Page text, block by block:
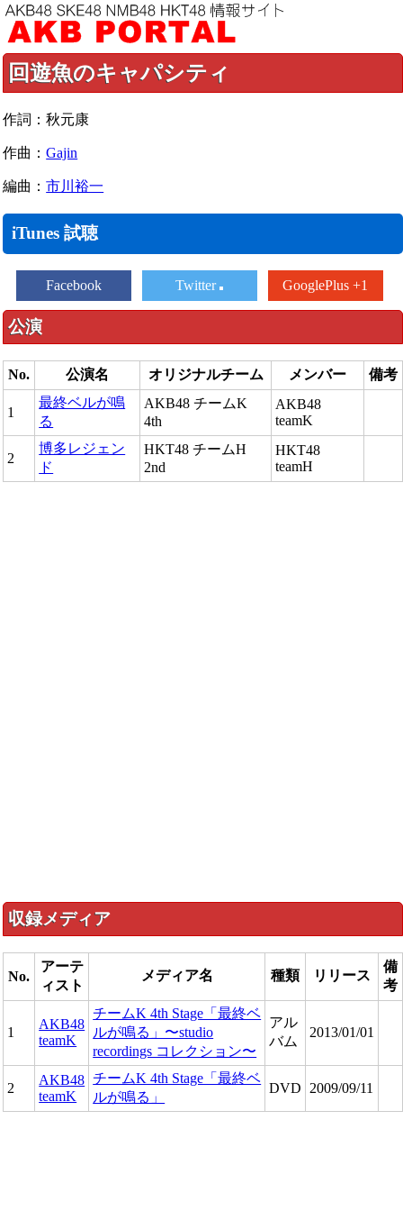
回遊魚のキャパシティ
作詞：秋元康
作曲：Gajin
編曲：市川裕一
iTunes 試聴
Facebook Twitter GooglePlus +1
公演
No. 公演名 オリジナルチーム メンバー 備考
1
最終ベルが鳴
る
AKB48 チームK
4th
AKB48
teamK
2
博多レジェン
ド
HKT48 チームH
2nd
HKT48
teamH
収録メディア
No.
アーテ
ィスト
メディア名 種類 リリース
備
考
1
AKB48
teamK
チームK 4th Stage「最終ベ
ルが鳴る」〜studio
recordings コレクション〜
アル
バム
2013/01/01
2
AKB48
teamK
チームK 4th Stage「最終ベ
ルが鳴る」
DVD 2009/09/11